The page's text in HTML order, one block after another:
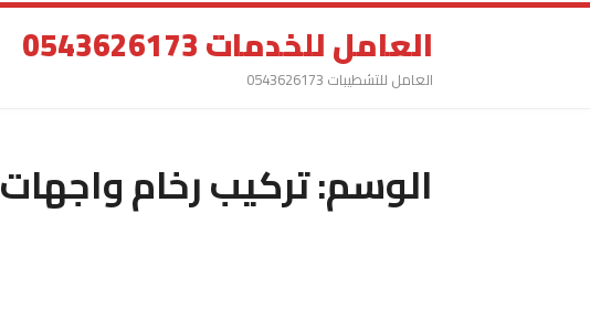
العامل للخدمات 0543626173
العامل للتشطيبات 0543626173
الوسم:تركيب رخام واجهات